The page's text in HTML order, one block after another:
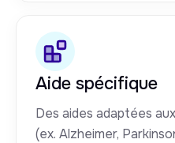
Aide spécifique
Des aides adaptées
(ex. Alzheimer,